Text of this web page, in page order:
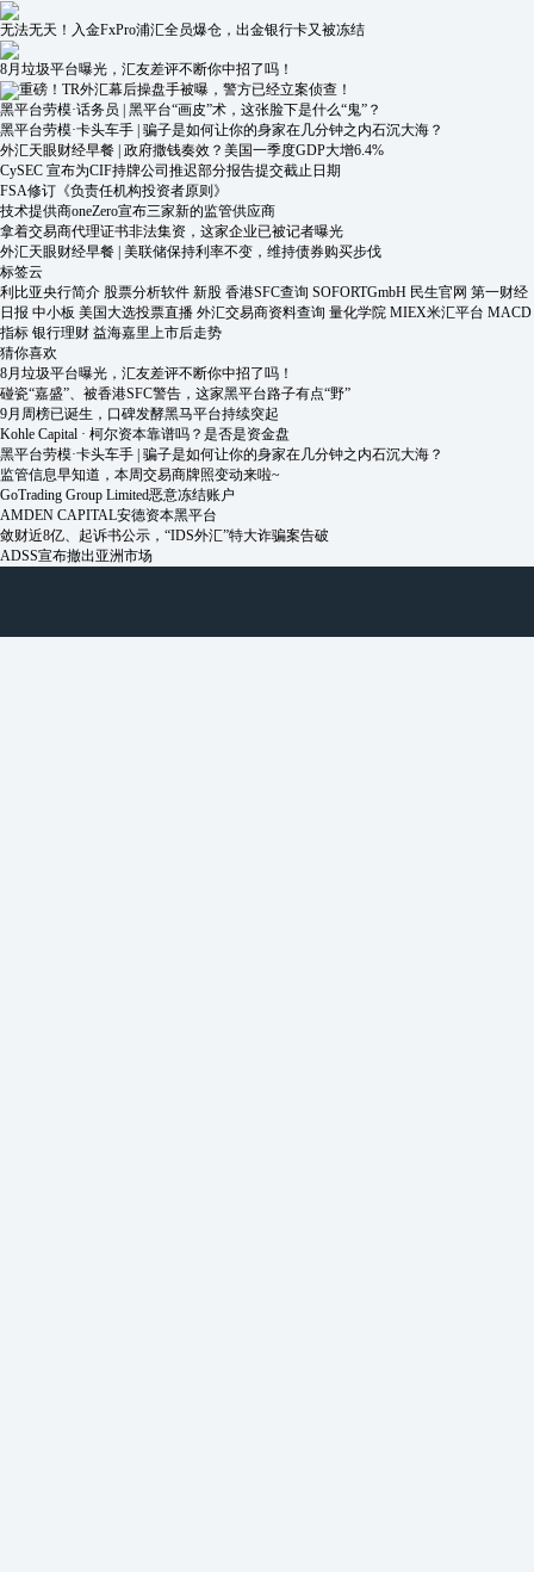
无法无天！入金FxPro浦汇全员爆仓，出金银行卡又被冻结
8月垃圾平台曝光，汇友差评不断你中招了吗！
重磅！TR外汇幕后操盘手被曝，警方已经立案侦查！
黑平台劳模·话务员 | 黑平台“画皮”术，这张脸下是什么“鬼”？
黑平台劳模·卡头车手 | 骗子是如何让你的身家在几分钟之内石沉大海？
外汇天眼财经早餐 | 政府撒钱奏效？美国一季度GDP大增6.4%
CySEC 宣布为CIF持牌公司推迟部分报告提交截止日期
FSA修订《负责任机构投资者原则》
技术提供商oneZero宣布三家新的监管供应商
拿着交易商代理证书非法集资，这家企业已被记者曝光
外汇天眼财经早餐 | 美联储保持利率不变，维持债券购买步伐
标签云
利比亚央行简介 股票分析软件 新股 香港SFC查询 SOFORTGmbH 民生官网 第一财经
日报 中小板 美国大选投票直播 外汇交易商资料查询 量化学院 MIEX米汇平台 MACD
指标 银行理财 益海嘉里上市后走势
猜你喜欢
8月垃圾平台曝光，汇友差评不断你中招了吗！
碰瓷“嘉盛”、被香港SFC警告，这家黑平台路子有点“野”
9月周榜已诞生，口碑发酵黑马平台持续突起
Kohle Capital · 柯尔资本靠谱吗？是否是资金盘
黑平台劳模·卡头车手 | 骗子是如何让你的身家在几分钟之内石沉大海？
监管信息早知道，本周交易商牌照变动来啦~
GoTrading Group Limited恶意冻结账户
AMDEN CAPITAL安德资本黑平台
敛财近8亿、起诉书公示，“IDS外汇”特大诈骗案告破
ADSS宣布撤出亚洲市场